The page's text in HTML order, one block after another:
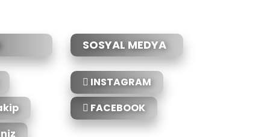
SOSYAL MEDYA
INSTAGRAM
FACEBOOK